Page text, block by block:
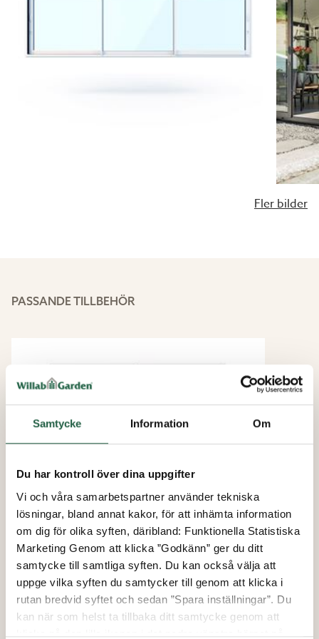
Samtycke Information Om
Du har kontroll över dina uppgifter
Vi och våra samarbetspartner använder tekniska
lösningar, bland annat kakor, för att inhämta information
om dig för olika syften, däribland: Funktionella Statistiska
Marketing Genom att klicka ”Godkänn” ger du ditt
samtycke till samtliga syften. Du kan också välja att
uppge vilka syften du samtycker till genom att klicka i
rutan bredvid syftet och sedan ”Spara inställningar”. Du
kan när som helst ta tillbaka ditt samtycke genom att
klicka på den lilla ikonen i det nedre vänstra hörnet på
Fler bilder
PASSANDE TILLBEHÖR
Vinter Plus
WG 82 Skjutfönsterparti 2-del
Från
29 995 kr